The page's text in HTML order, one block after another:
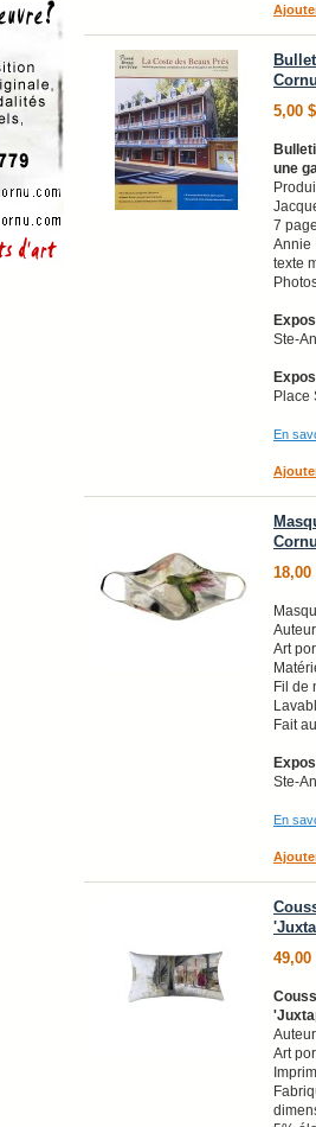
5,00
une
7
Annie
texte
Ste-
Place
En
18,00
Art
Fil de
Fait
Ste-
En
49,00
Art